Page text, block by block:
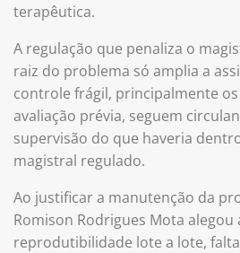
terapêutica.
A regulação que penaliza o
raiz do problema só amplia a
controle frágil, principalmente
avaliação prévia, seguem
supervisão do que haveria
magistral regulado.
Ao justificar a manutenção da
Romison Rodrigues Mota alegou
reprodutibilidade lote a lote,